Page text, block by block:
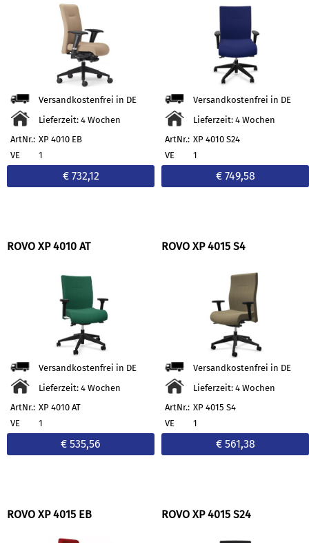
Versandkostenfrei in DE
Lieferzeit: 4 Wochen
ArtNr.: XP 4010 EB
VE
1
€ 732,12
Versandkostenfrei in DE
Lieferzeit: 4 Wochen
ArtNr.: XP 4010 S24
VE
1
€ 749,58
ROVO XP 4010 AT
Versandkostenfrei in DE
Lieferzeit: 4 Wochen
ArtNr.: XP 4010 AT
VE
1
€ 535,56
ROVO XP 4015 S4
Versandkostenfrei in DE
Lieferzeit: 4 Wochen
ArtNr.: XP 4015 S4
VE
1
€ 561,38
ROVO XP 4015 EB ROVO XP 4015 S24